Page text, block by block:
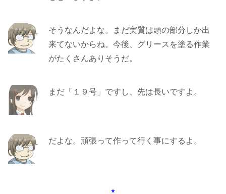
そうなんだよな。まだ実質は頭の部分しか出
来てないからね。今後、グリースを塗る作業
がたくさんありそうだ。
まだ「１９号」ですし、先は長いですよ。
だよな。頑張って作って行く事にするよ。
★